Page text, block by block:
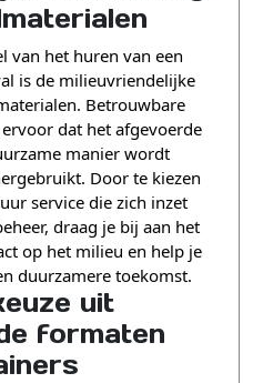
van het huren van een
is de milieuvriendelijke
Betrouwbare
dat het afgevoerde
manier wordt
Door te kiezen
service die zich inzet
draag je bij aan het
op het milieu en help je
duurzamere toekomst.
uit
formaten